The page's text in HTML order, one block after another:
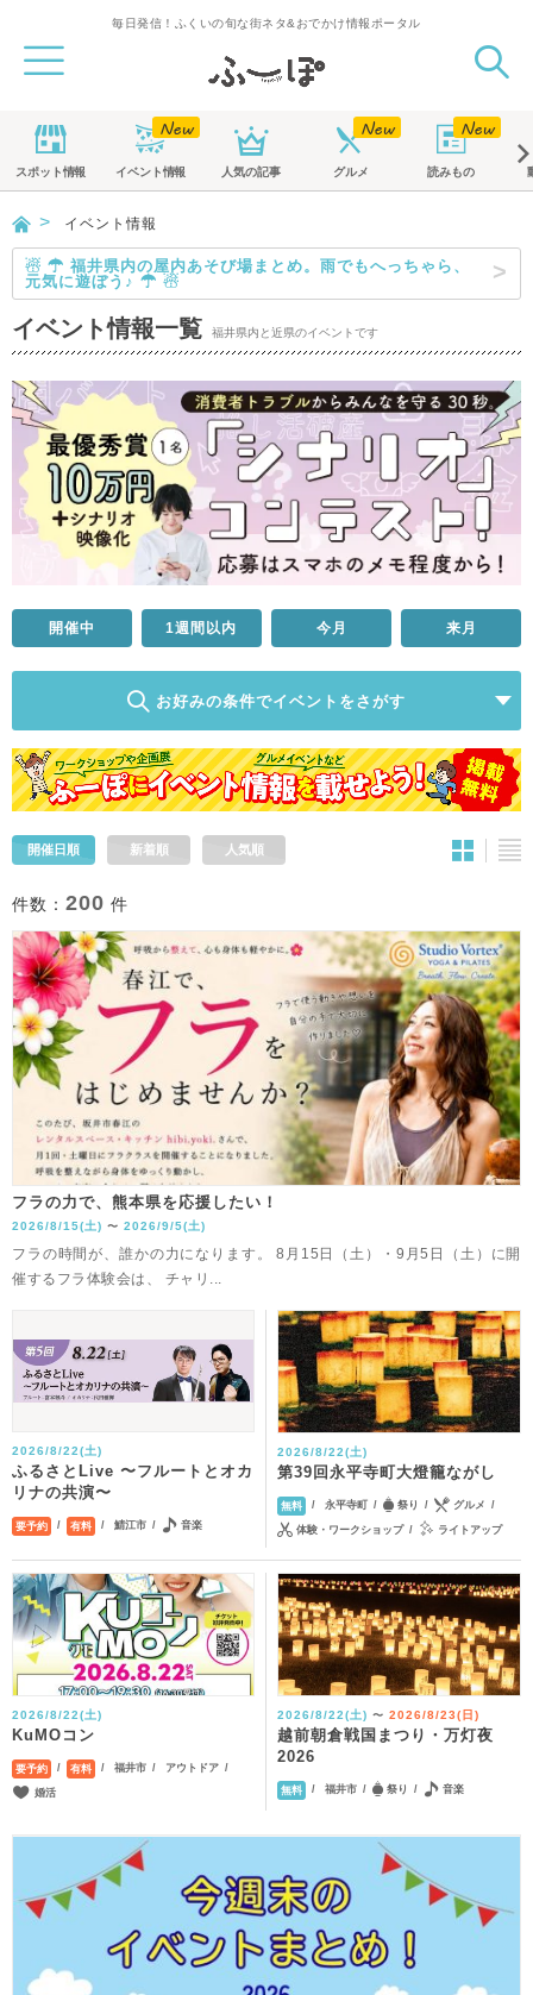
毎日発信！ふくいの旬な街ネタ&おでかけ情報ポータル
スポット情報 イベント情報 人気の記事 グルメ 読みもの
イベント情報
☃ ☂ 福井県内の屋内あそび場まとめ。雨でもへっちゃら、
元気に遊ぼう♪ ☂ ☃
イベント情報一覧 福井県内と近県のイベントです
開催中 1週間以内 今月 来月
お好みの条件でイベントをさがす
開催日順 新着順 人気順
件数： 200 件
フラの力で、熊本県を応援したい！
2026/8/15(土) 〜 2026/9/5(土)
フラの時間が、誰かの力になります。 8月15日（土）・9月5日（土）に開
催するフラ体験会は、 チャリ...
2026/8/22(土)
ふるさとLive 〜フルートとオカ
リナの共演〜
要予約 有料 鯖江市 音楽
2026/8/22(土)
第39回永平寺町大燈籠ながし
無料 永平寺町 祭り グルメ
体験・ワークショップ ライトアップ
2026/8/22(土)
KuMOコン
要予約 有料 福井市 アウトドア
婚活
2026/8/22(土) 〜 2026/8/23(日)
越前朝倉戦国まつり・万灯夜
2026
無料 福井市 祭り 音楽